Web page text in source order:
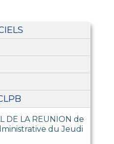
DE LA REUNION de
du Jeudi